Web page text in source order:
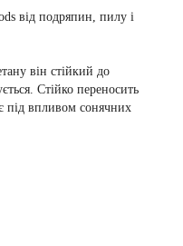
від подряпин, пилу і
він стійкий до
Стійко переносить
під впливом сонячних